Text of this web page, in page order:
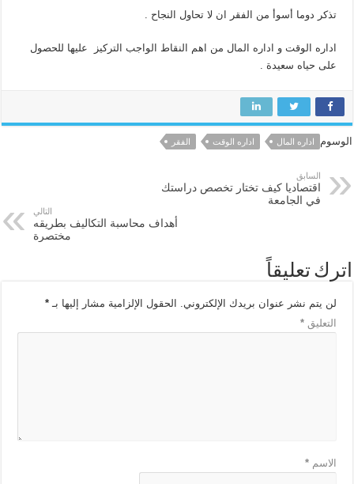
تذكر دوما أسوأ من الفقر ان لا تحاول النجاح .
اداره الوقت و اداره المال من اهم النقاط الواجب التركيز عليها للحصول
على حياه سعيدة .
الوسوم اداره المال اداره الوقت الفقر
السابق
اقتصاديا كيف تختار تخصص دراستك
في الجامعة
التالي
أهداف محاسبة التكاليف بطريقه
مختصرة
اترك تعليقاً
لن يتم نشر عنوان بريدك الإلكتروني. الحقول الإلزامية مشار إليها بـ*
التعليق*
الاسم*